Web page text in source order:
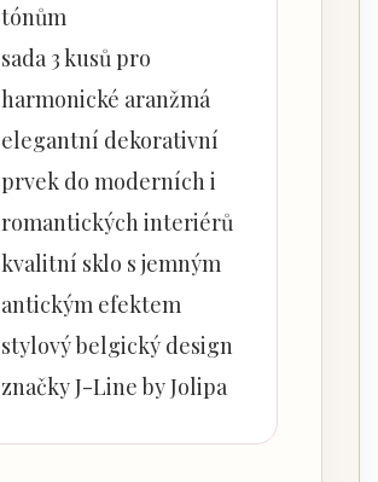
tónům
sada 3 kusů pro
harmonické aranžmá
elegantní dekorativní
prvek do moderních i
romantických interiérů
kvalitní sklo s jemným
antickým efektem
stylový belgický design
značky J-Line by Jolipa